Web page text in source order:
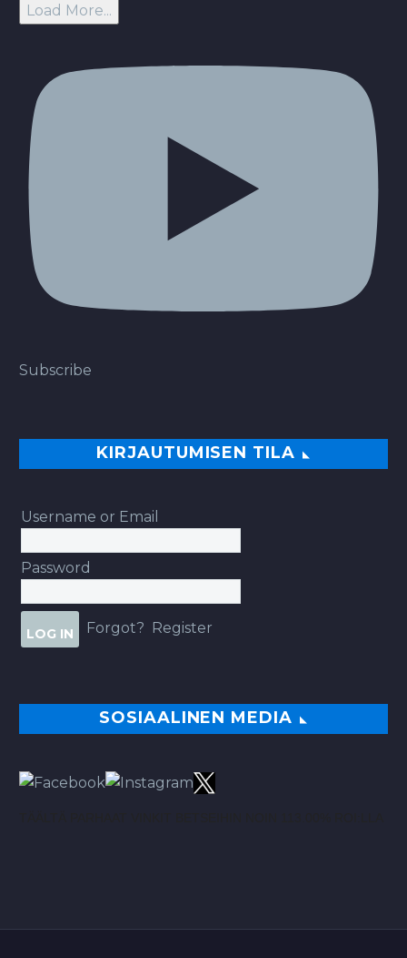
Load More...
Subscribe
KIRJAUTUMISEN TILA
Username or Email
Password
Forgot? Register
SOSIAALINEN MEDIA